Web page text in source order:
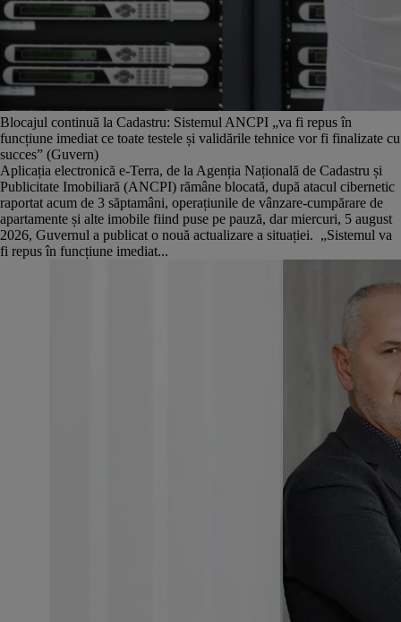
Blocajul continuă la Cadastru: Sistemul ANCPI „va fi repus în
funcțiune imediat ce toate testele și validările tehnice vor fi finalizate cu
succes” (Guvern)
Aplicația electronică e-Terra, de la Agenția Națională de Cadastru și
Publicitate Imobiliară (ANCPI) rămâne blocată, după atacul cibernetic
raportat acum de 3 săptamâni, operațiunile de vânzare-cumpărare de
apartamente și alte imobile fiind puse pe pauză, dar miercuri, 5 august
2026, Guvernul a publicat o nouă actualizare a situației. „Sistemul va
fi repus în funcțiune imediat...